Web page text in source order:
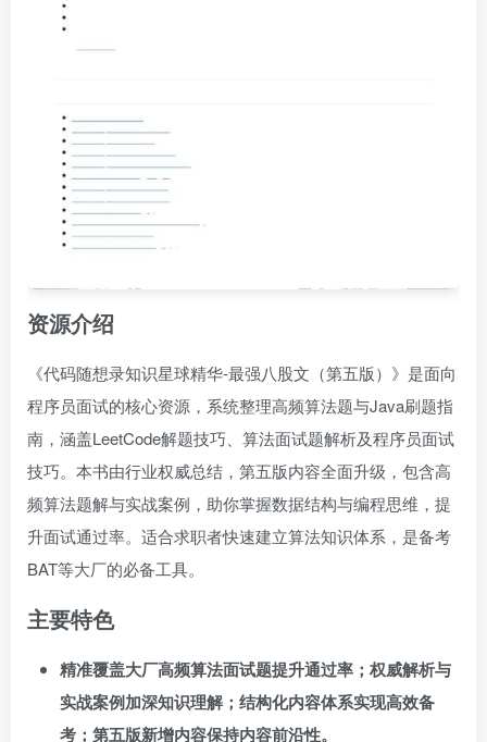
资源介绍
《代码随想录知识星球精华-最强八股文（第五版）》是面向
程序员面试的核心资源，系统整理高频算法题与Java刷题指
南，涵盖LeetCode解题技巧、算法面试题解析及程序员面试
技巧。本书由行业权威总结，第五版内容全面升级，包含高
频算法题解与实战案例，助你掌握数据结构与编程思维，提
升面试通过率。适合求职者快速建立算法知识体系，是备考
BAT等大厂的必备工具。
主要特色
精准覆盖大厂高频算法面试题提升通过率；权威解析与
实战案例加深知识理解；结构化内容体系实现高效备
考；第五版新增内容保持内容前沿性。